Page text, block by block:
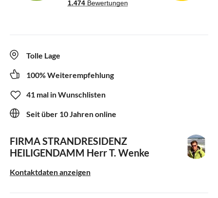
Tolle Lage
100% Weiterempfehlung
41 mal in Wunschlisten
Seit über 10 Jahren online
FIRMA STRANDRESIDENZ
HEILIGENDAMM Herr T. Wenke
Kontaktdaten anzeigen